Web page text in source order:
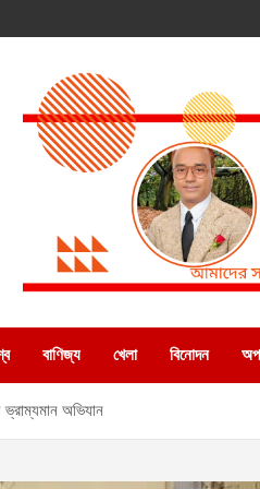
বাণিজ্য খেলা বিনোদন
ভ্রাম্যমান অভিযান